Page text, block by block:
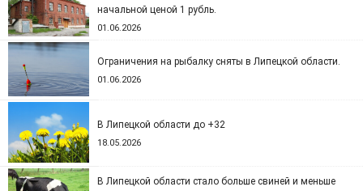
начальной ценой 1 рубль.
01.06.2026
Ограничения на рыбалку сняты в Липецкой области.
01.06.2026
В Липецкой области до +32
18.05.2026
В Липецкой области стало больше свиней и меньше